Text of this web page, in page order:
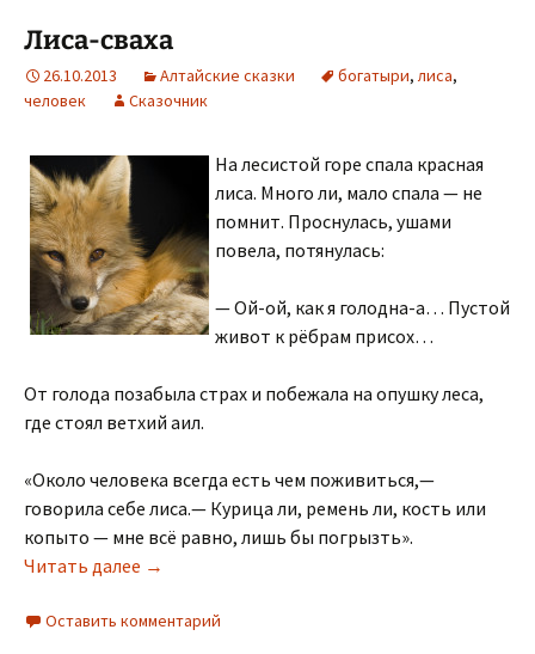
Лиса-сваха
26.10.2013 Алтайские сказки богатыри, лиса,
человек
Сказочник
На лесистой горе спала красная
лиса. Много ли, мало спала — не
помнит. Проснулась, ушами
повела, потянулась:
— Ой-ой, как я голодна-а… Пустой
живот к рёбрам присох…
От голода позабыла страх и побежала на опушку леса,
где стоял ветхий аил.
«Около человека всегда есть чем поживиться,—
говорила себе лиса.— Курица ли, ремень ли, кость или
копыто — мне всё равно, лишь бы погрызть».
Читать далее Лиса-сваха
→
Оставить комментарий